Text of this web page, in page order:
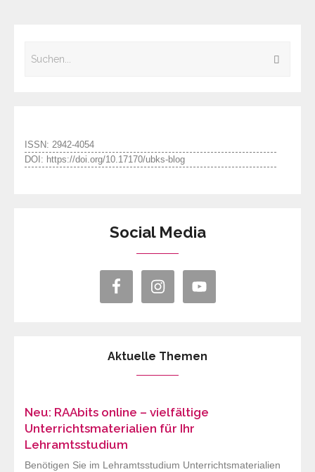
ISSN: 2942-4054
DOI: https://doi.org/10.17170/ubks-blog
Social Media
Aktuelle Themen
Neu: RAAbits online – vielfältige
Unterrichtsmaterialien für Ihr
Lehramtsstudium
Benötigen Sie im Lehramtsstudium Unterrichtsmaterialien